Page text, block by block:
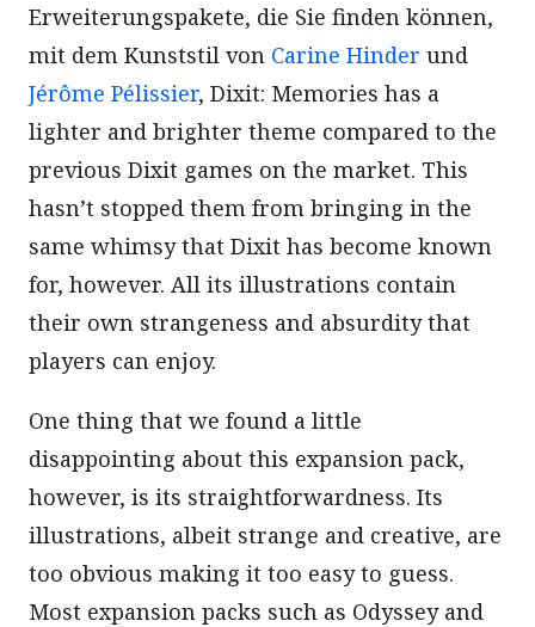
Erweiterungspakete, die Sie finden können,
mit dem Kunststil von Carine Hinder und
Jérôme Pélissier, Dixit: Memories has a
lighter and brighter theme compared to the
previous Dixit games on the market. This
hasn’t stopped them from bringing in the
same whimsy that Dixit has become known
for, however. All its illustrations contain
their own strangeness and absurdity that
players can enjoy.
One thing that we found a little
disappointing about this expansion pack,
however, is its straightforwardness. Its
illustrations, albeit strange and creative, are
too obvious making it too easy to guess.
Most expansion packs such as Odyssey and